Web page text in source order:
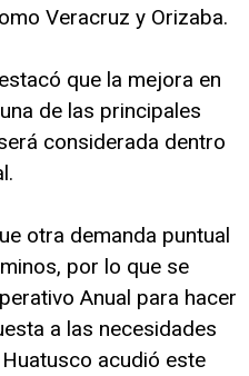
Veracruz y Orizaba.
que la mejora en
de las principales
considerada dentro
otra demanda puntual
por lo que se
Anual para hacer
a las necesidades
acudió este